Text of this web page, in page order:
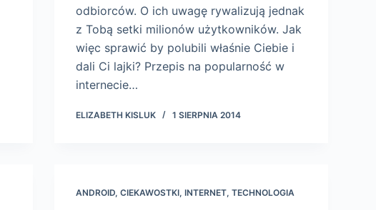
odbiorców. O ich uwagę rywalizują jednak
z Tobą setki milionów użytkowników. Jak
więc sprawić by polubili właśnie Ciebie i
dali Ci lajki? Przepis na popularność w
internecie…
ELIZABETH KISLUK 1 SIERPNIA 2014
ANDROID, CIEKAWOSTKI, INTERNET, TECHNOLOGIA